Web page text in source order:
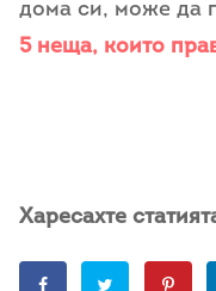
дома си, може да
5 неща, които
Харесахте